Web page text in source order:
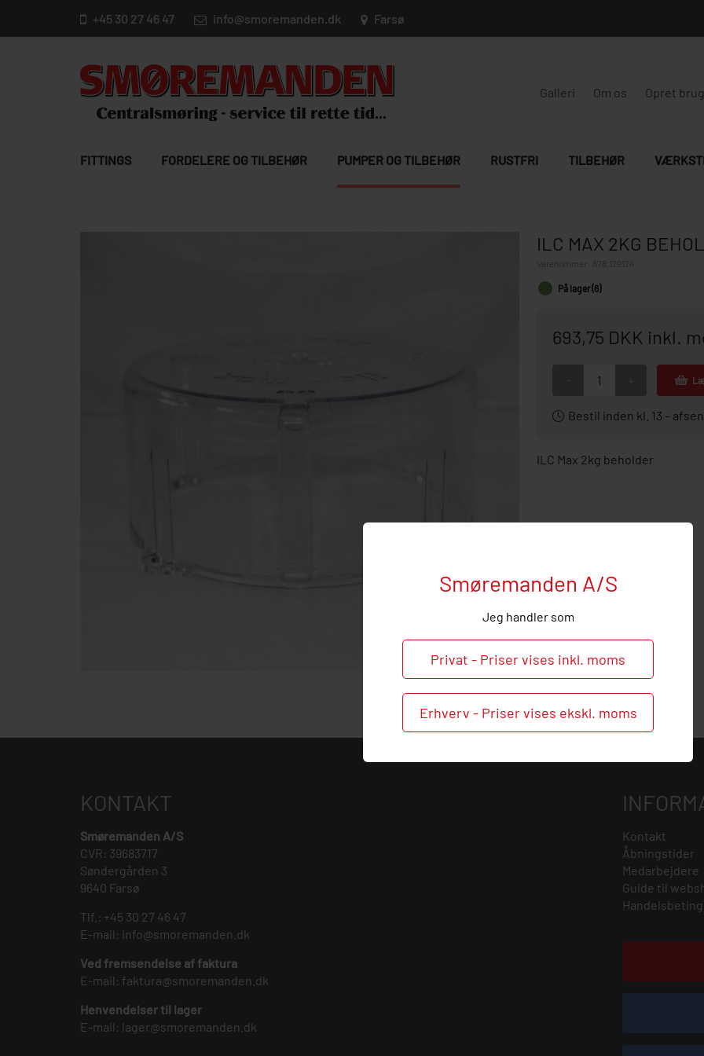
Smøremanden A/S
Jeg handler som
Privat - Priser vises inkl. moms
Erhverv - Priser vises ekskl. moms
+45 30 27 46 47 info@smoremanden.dk Farsø
Galleri Om os Opret
FITTINGS FORDELERE OG TILBEHØR PUMPER OG TILBEHØR RUSTFRI TILBEHØR
ILC MAX 2KG
A78.129124
På lager (6)
693,75 DKK inkl.
Bestil inden kl. 13 –
ILC Max 2kg beholder
KONTAKT
Smøremanden A/S
CVR: 39683717
Søndergården 3
9640 Farsø
Tlf.: +45 30 27 46 47
E-mail: info@smoremanden.dk
Ved fremsendelse af faktura
E-mail: faktura@smoremanden.dk
Henvendelser til lager
E-mail: lager@smoremanden.dk
Kontakt
Åbningstider
Medarbejdere
Guide til